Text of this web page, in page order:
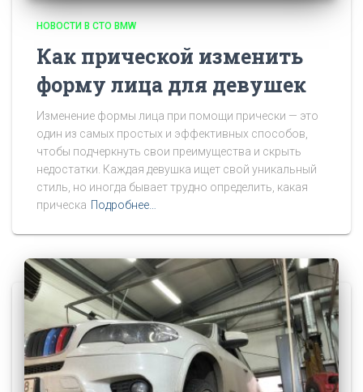
НОВОСТИ В СТО BMW
Как прической изменить
форму лица для девушек
Изменение формы лица при помощи прически — это
один из самых простых и эффективных способов,
чтобы подчеркнуть свои преимущества и скрыть
недостатки. Каждая девушка ищет свой уникальный
стиль, но иногда бывает трудно определить, какая
прическа Подробнее…